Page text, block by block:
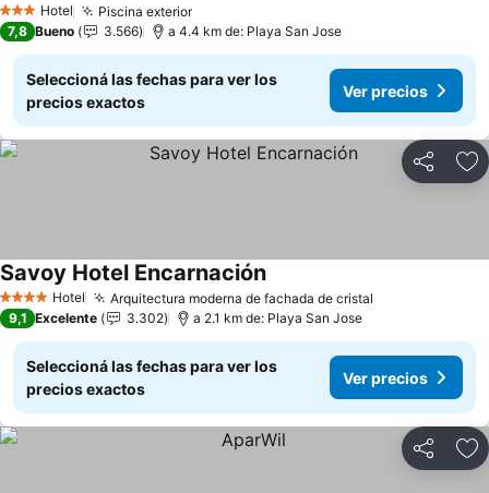
3 Estrellas
Hotel Piscina exterior
7,8 Bueno 3.566 a 4.4 km de: Playa San Jose
Seleccioná las fechas para ver los
precios exactos
Ver precios
Compartir
4 EstrellasHotel Arquitectura moderna de fachada de cristal
Savoy Hotel Encarnación
9,1 Excelente 3.302 a 2.1 km de: Playa San Jose
Seleccioná las fechas para ver los
precios exactos
Ver precios
Compartir